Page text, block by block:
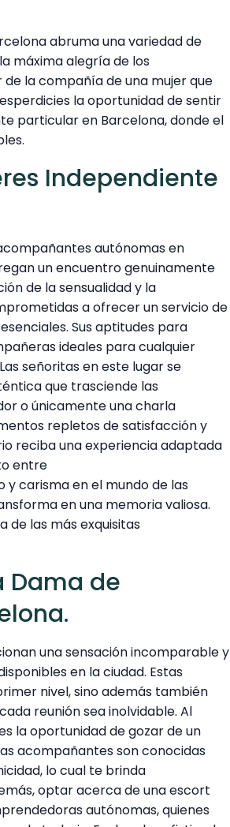
abruma una variedad de
máxima alegría de los
la compañía de una mujer que
la oportunidad de sentir
particular en Barcelona, donde el
Independiente
autónomas en
un encuentro genuinamente
de la sensualidad y la
a ofrecer un servicio de
Sus aptitudes para
ideales para cualquier
señoritas en este lugar se
que trasciende las
o únicamente una charla
repletos de satisfacción y
reciba una experiencia adaptada
entre
y carisma en el mundo de las
en una memoria valiosa.
las más exquisitas
Dama de
una sensación incomparable y
en la ciudad. Estas
nivel, sino además también
reunión sea inolvidable. Al
la oportunidad de gozar de un
acompañantes son conocidas
lo cual te brinda
optar acerca de una escort
autónomas, quienes